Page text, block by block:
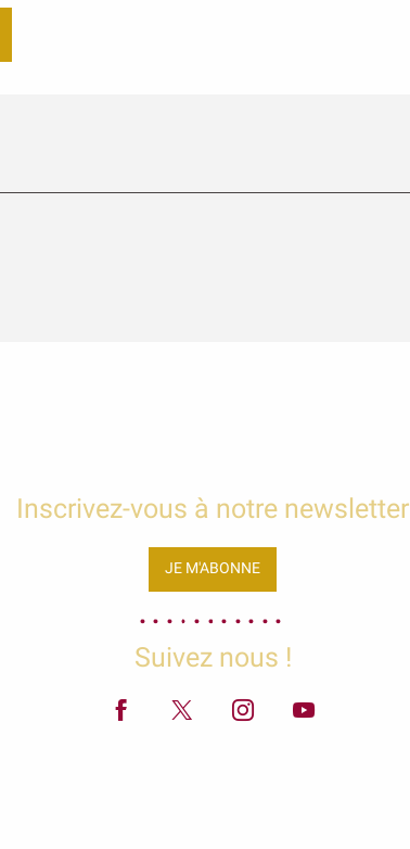
Inscrivez-vous à notre newsletter
JE M'ABONNE
Suivez nous !